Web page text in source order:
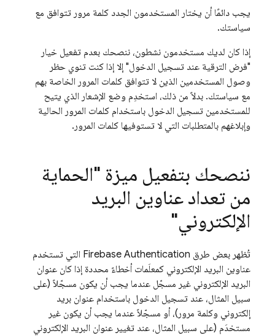
يجب دائمًا أن يختار المستخدمون الجدد كلمة مرور تتوافق مع
سياستك.
إذا كان لديك مستخدمون نشطون، ننصحك بعدم تفعيل خيار
"فرض الترقية عند تسجيل الدخول" إلا إذا كنت تنوي حظر
وصول المستخدمين الذين لا تتوافق كلمات المرور الخاصة بهم
مع سياستك. بدلاً من ذلك، استخدِم وضع الإشعار الذي يتيح
للمستخدمين تسجيل الدخول باستخدام كلمات المرور الحالية
وإبلاغهم بالمتطلبات التي لا تستوفيها كلمات المرور.
ننصحك بتفعيل ميزة "الحماية
من تعداد عناوين البريد
الإلكتروني"
تُظهر بعض طرق Firebase Authentication التي تستخدم
عناوين البريد الإلكتروني كمعلَمات أخطاءً محددة إذا كان عنوان
البريد الإلكتروني غير مسجّل عندما يجب أن يكون مسجّلاً (على
سبيل المثال، عند تسجيل الدخول باستخدام عنوان بريد
إلكتروني وكلمة مرور)، أو مسجّلاً عندما يجب أن يكون غير
مستخدَم (على سبيل المثال، عند تغيير عنوان البريد الإلكتروني